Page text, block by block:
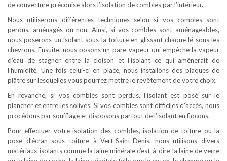
de couverture préconise alors l’isolation de combles par l’intérieur.
Nous utiliserons différentes techniques selon si vos combles sont
perdus, aménagés ou non. Ainsi, si vos combles sont aménageables,
nous poserons un isolant sous la toiture en glissant chaque lé sous les
chevrons. Ensuite, nous posons un pare-vapeur qui empêche la vapeur
d’eau de stagner entre la cloison et l’isolant ce qui amènerait de
l’humidité. Une fois celui-ci en place, nous installons des plaques de
plâtre sur lesquelles vous pourrez mettre le revêtement de votre choix.
En revanche, si vos combles sont perdus, l’isolant est posé sur le
plancher et entre les solives. Si vos combles sont difficiles d’accès, nous
procédons par soufflage et disposons partout de l’isolant en flocons.
Pour effectuer votre isolation des combles, isolation de toiture ou la
pose d’écran sous toiture à Vert-Saint-Denis, nous utilisons divers
matériaux isolants comme la laine minérale c’est-à-dire la laine de verre